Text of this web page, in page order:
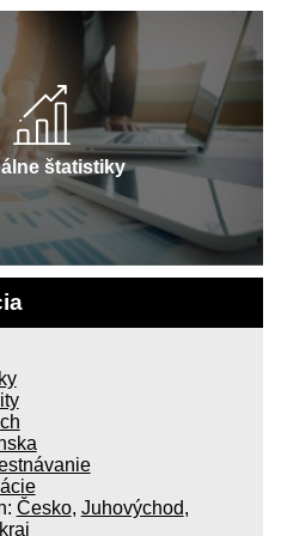
štatistiky
Česko, Juhovýchod,